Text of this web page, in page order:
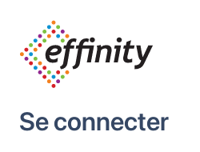
Se connecter